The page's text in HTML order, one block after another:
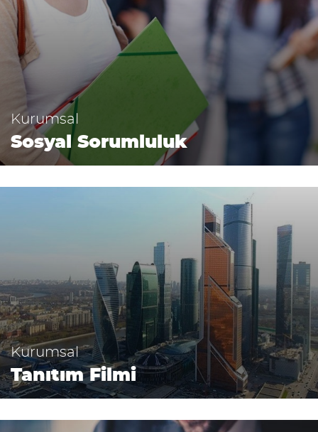
Kurumsal
Sosyal Sorumluluk
Kurumsal
Tanıtım Filmi